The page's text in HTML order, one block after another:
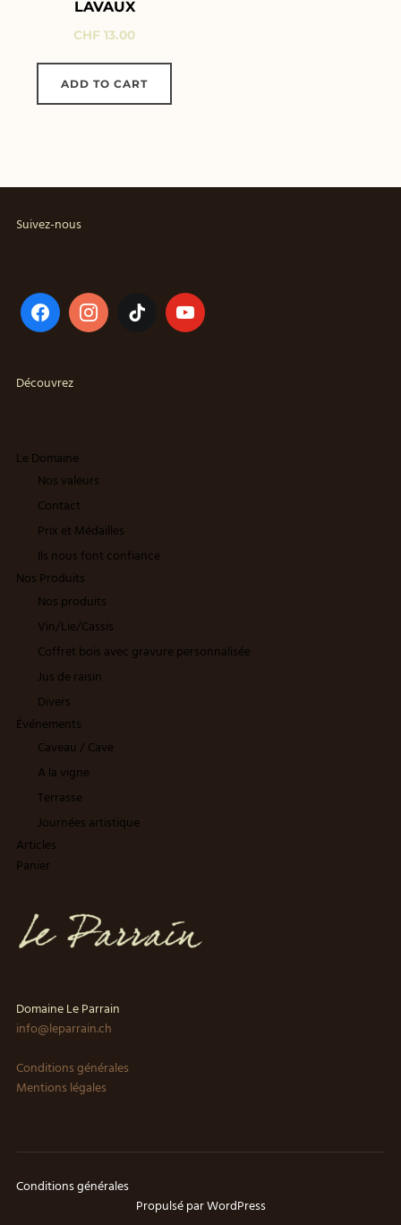
LAVAUX
CHF 13.00
ADD TO CART
Suivez-nous
Découvrez
Le Domaine
Nos valeurs
Contact
Prix et Médailles
Ils nous font confiance
Nos Produits
Nos produits
Vin/Lie/Cassis
Coffret bois avec gravure personnalisée
Jus de raisin
Divers
Événements
Caveau / Cave
A la vigne
Terrasse
Journées artistique
Articles
Panier
Domaine Le Parrain
info@leparrain.ch
Conditions générales
Mentions légales
Conditions générales
Propulsé par WordPress